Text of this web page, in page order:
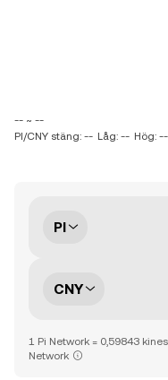
-- ~ --
PI/CNY stäng: -- Låg: -- Hög: --
PI
CNY
1 Pi Network = 0,59843
Network